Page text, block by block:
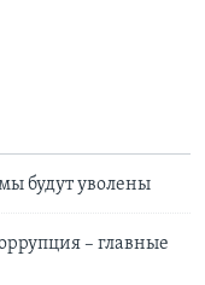
будут уволены
– главные